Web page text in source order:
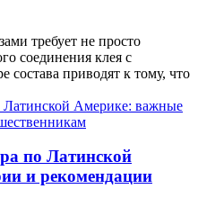
требует не просто
соединения клея с
приводят к тому, что
по Латинской
и рекомендации